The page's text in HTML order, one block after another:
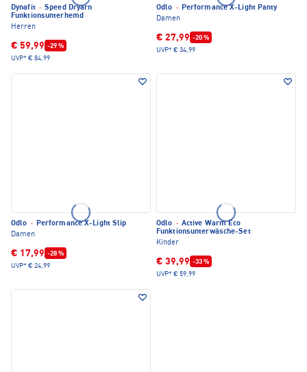
Dynafit · Speed Dryarn
Funktionsunterhemd
Herren
€ 59,99 -29 %
UVP* € 84,99
Odlo · Performance X-Light Panty
Damen
€ 27,99 -20 %
UVP* € 34,99
Odlo · Performance X-Light Slip
Damen
€ 17,99 -28 %
UVP* € 24,99
Odlo · Active Warm Eco
Funktionsunterwäsche-Set
Kinder
€ 39,99 -33 %
UVP* € 59,99